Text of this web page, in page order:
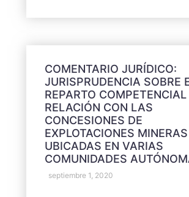
COMENTARIO JURÍDICO:
JURISPRUDENCIA SOBRE
REPARTO COMPETENCIAL
RELACIÓN CON LAS
CONCESIONES DE
EXPLOTACIONES MINERAS
UBICADAS EN VARIAS
COMUNIDADES
septiembre 1, 2020